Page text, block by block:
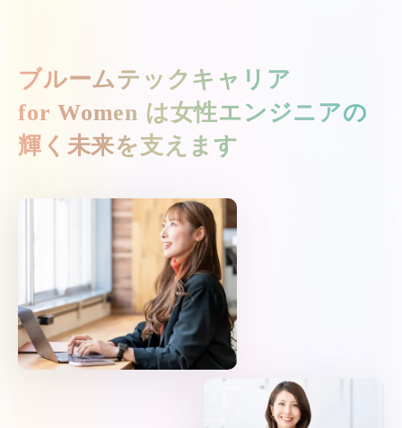
ブルームテックキャリア
for Women は女性エンジニアの
輝く未来を支えます